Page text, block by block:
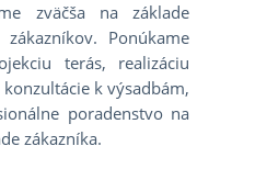
zväčša na základe
Ponúkame
terás, realizáciu
k výsadbám,
poradenstvo na
zákazníka.